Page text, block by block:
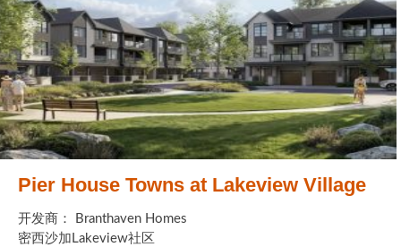
Pier House Towns at Lakeview Village
开发商： Branthaven Homes
密西沙加Lakeview社区